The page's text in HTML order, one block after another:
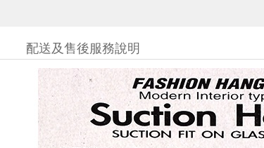
配送及售後服務說明